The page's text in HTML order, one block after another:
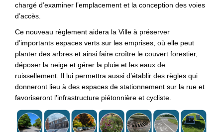
chargé d’examiner l’emplacement et la conception des voies
d’accès.
Ce nouveau règlement aidera la Ville à préserver
d’importants espaces verts sur les emprises, où elle peut
planter des arbres et ainsi faire croître le couvert forestier,
déposer la neige et gérer la pluie et les eaux de
ruissellement. Il lui permettra aussi d’établir des règles qui
donneront lieu à des espaces de stationnement sur la rue et
favoriseront l’infrastructure piétonnière et cycliste.